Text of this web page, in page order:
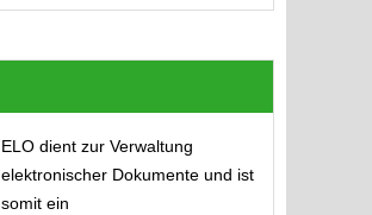
ELO dient zur Verwaltung
elektronischer Dokumente und ist
somit ein